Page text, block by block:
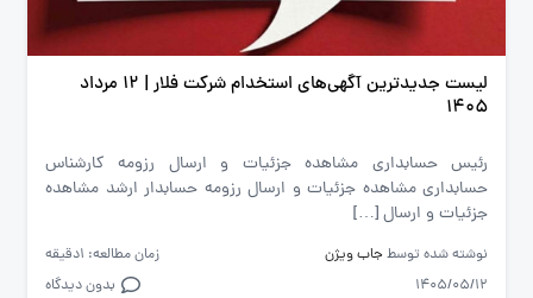
لیست جدیدترین آگهی‌های استخدام شرکت فلار | ۱۲ مرداد
۱۴۰۵
رئیس حسابداری مشاهده جزئیات و ارسال رزومه کارشناس
حسابداری مشاهده جزئیات و ارسال رزومه حسابدار ارشد مشاهده
جزئیات و ارسال […]
نوشته شده توسط جاب ویژن
زمان مطالعه: 1دقیقه
1405/05/12
بدون دیدگاه